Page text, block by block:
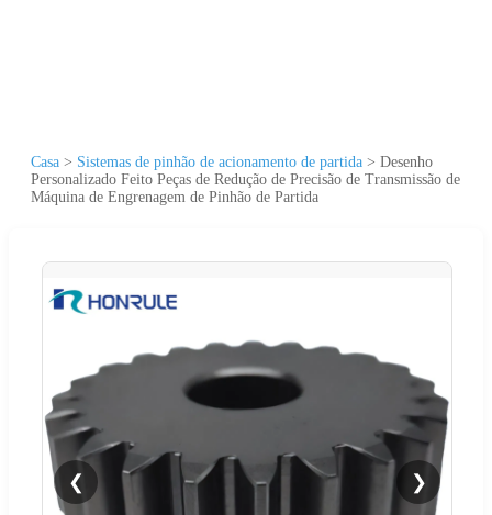
Casa > Sistemas de pinhão de acionamento de partida > Desenho
Personalizado Feito Peças de Redução de Precisão de Transmissão de
Máquina de Engrenagem de Pinhão de Partida
❮ ❯